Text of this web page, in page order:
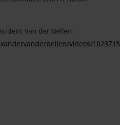
Van der Bellen:
videos/1023715